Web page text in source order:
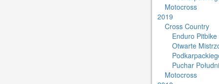
Motocross
2019
Cross Country
Enduro Pitbike
Otwarte
Puchar
Motocross